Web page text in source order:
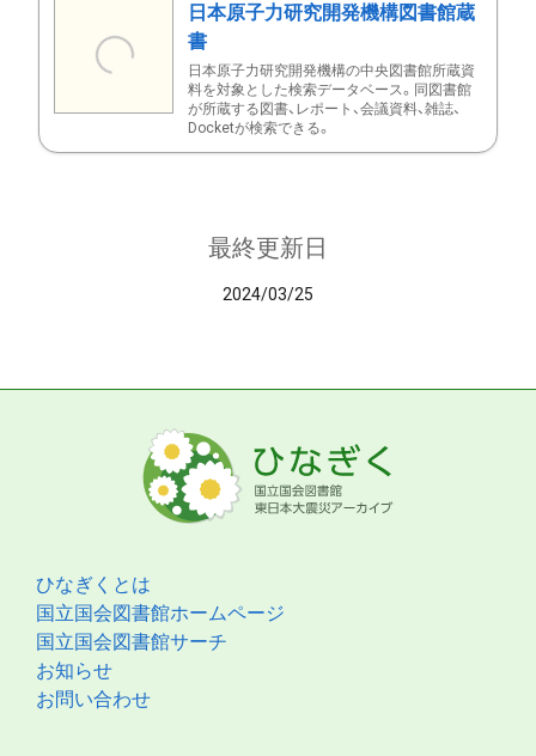
日本原子力研究開発機構図書館蔵
書
日本原子力研究開発機構の中央図書館所蔵資
料を対象とした検索データベース。同図書館
が所蔵する図書、レポート、会議資料、雑誌、
Docketが検索できる。
最終更新日
2024/03/25
ひなぎくとは
国立国会図書館ホームページ
国立国会図書館サーチ
お知らせ
お問い合わせ